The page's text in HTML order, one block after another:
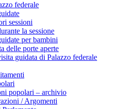
federale
sessioni
la sessione
per bambini
delle porte aperte
guidata di Palazzo federale
popolari – archivio
/ Argomenti